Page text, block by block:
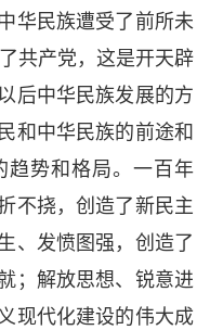
华民族遭受了前所未
共产党，这是开天辟
后中华民族发展的方
和中华民族的前途和
势和格局。一百年
不挠，创造了新民主
、发愤图强，创造了
；解放思想、锐意进
现代化建设的伟大成